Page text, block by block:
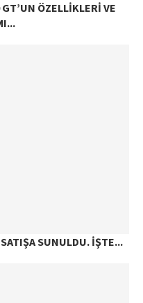
ÖZELLIKLERI VE
SUNULDU. İŞTE...